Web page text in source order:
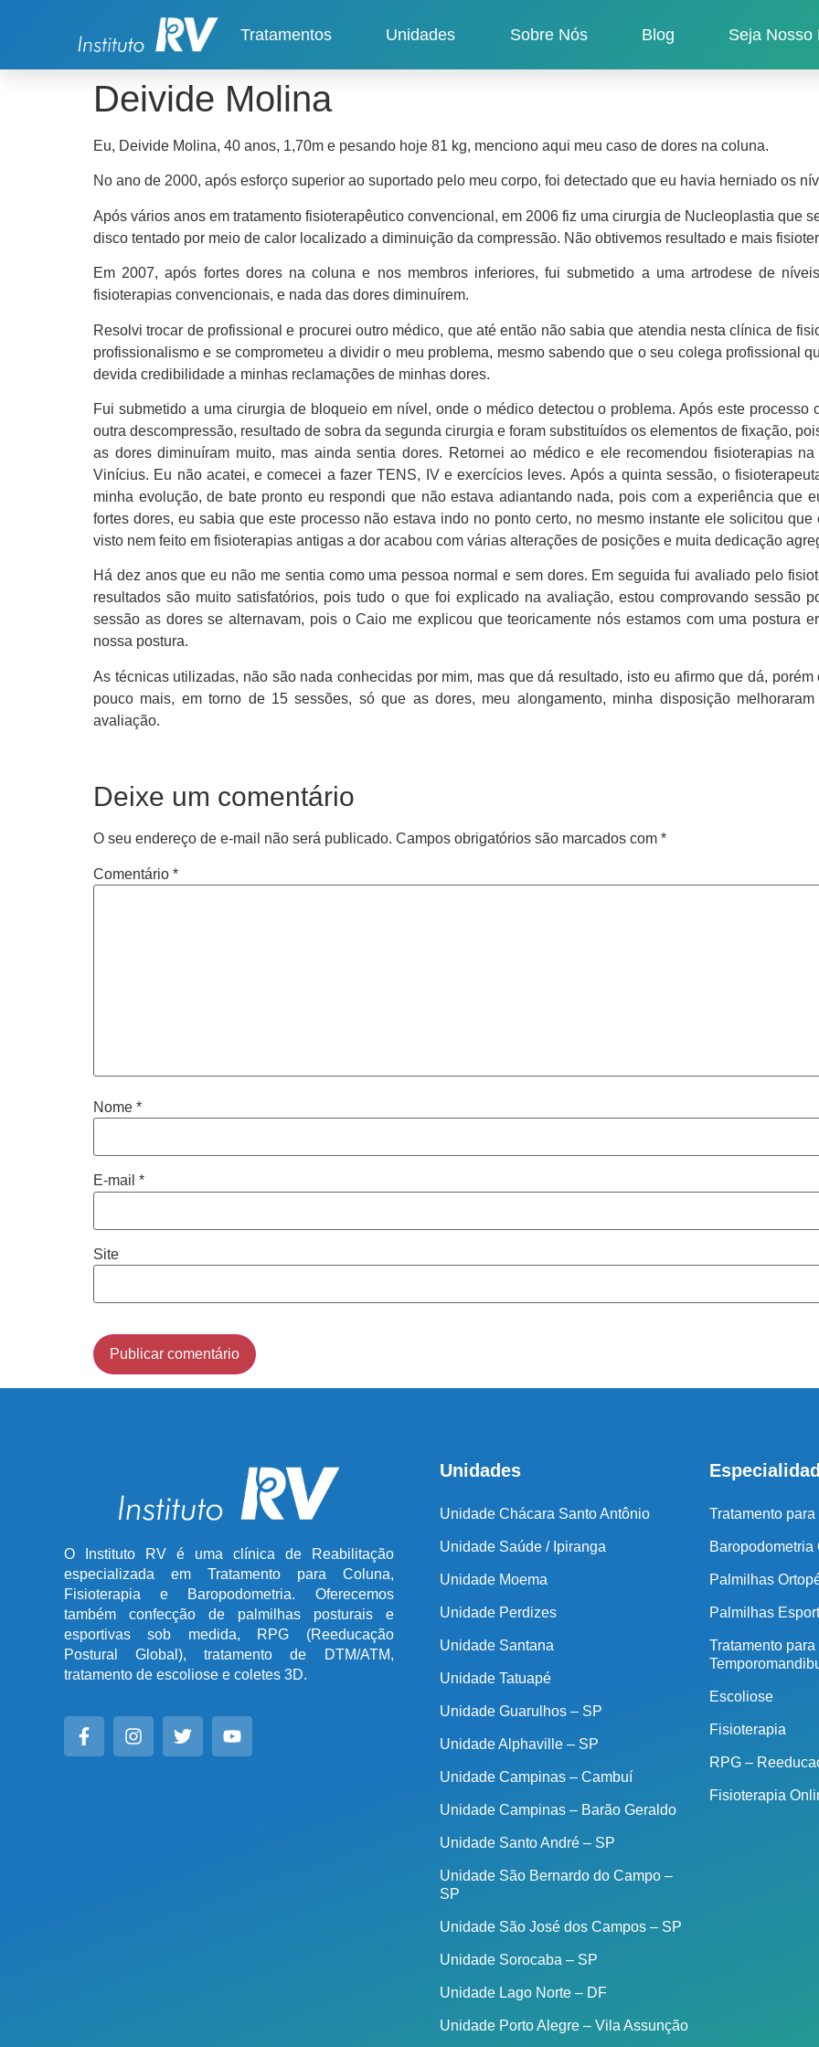
Tratamentos Unidades Sobre Nós Blog Seja Nosso
Deivide Molina
Eu, Deivide Molina, 40 anos, 1,70m e pesando hoje 81 kg, menciono aqui meu caso de dores na coluna.
No ano de 2000, após esforço superior ao suportado pelo meu corpo, foi detectado que eu havia herniado os
Após vários anos em tratamento fisioterapêutico convencional, em 2006 fiz uma cirurgia de Nucleoplastia que
disco tentado por meio de calor localizado a diminuição da compressão. Não obtivemos resultado e mais
Em 2007, após fortes dores na coluna e nos membros inferiores, fui submetido a uma artrodese de
fisioterapias convencionais, e nada das dores diminuírem.
Resolvi trocar de profissional e procurei outro médico, que até então não sabia que atendia nesta clínica de
profissionalismo e se comprometeu a dividir o meu problema, mesmo sabendo que o seu colega profissional
devida credibilidade a minhas reclamações de minhas dores.
Fui submetido a uma cirurgia de bloqueio em nível, onde o médico detectou o problema. Após este processo
outra descompressão, resultado de sobra da segunda cirurgia e foram substituídos os elementos de fixação,
as dores diminuíram muito, mas ainda sentia dores. Retornei ao médico e ele recomendou fisioterapias
Vinícius. Eu não acatei, e comecei a fazer TENS, IV e exercícios leves. Após a quinta sessão, o
minha evolução, de bate pronto eu respondi que não estava adiantando nada, pois com a experiência que
fortes dores, eu sabia que este processo não estava indo no ponto certo, no mesmo instante ele solicitou
visto nem feito em fisioterapias antigas a dor acabou com várias alterações de posições e muita dedicação
Há dez anos que eu não me sentia como uma pessoa normal e sem dores. Em seguida fui avaliado pelo
resultados são muito satisfatórios, pois tudo o que foi explicado na avaliação, estou comprovando sessão
sessão as dores se alternavam, pois o Caio me explicou que teoricamente nós estamos com uma postura
nossa postura.
As técnicas utilizadas, não são nada conhecidas por mim, mas que dá resultado, isto eu afirmo que dá,
pouco mais, em torno de 15 sessões, só que as dores, meu alongamento, minha disposição
avaliação.
Deixe um comentário
O seu endereço de e-mail não será publicado. Campos obrigatórios são marcados com *
Comentário *
Nome *
E-mail *
Site
O Instituto RV é uma clínica de Reabilitação
especializada em Tratamento para Coluna,
Fisioterapia e Baropodometria. Oferecemos
também confecção de palmilhas posturais e
esportivas sob medida, RPG (Reeducação
Postural Global), tratamento de DTM/ATM,
tratamento de escoliose e coletes 3D.
Unidades
Unidade Chácara Santo Antônio
Unidade Saúde / Ipiranga
Unidade Moema
Unidade Perdizes
Unidade Santana
Unidade Tatuapé
Unidade Guarulhos – SP
Unidade Alphaville – SP
Unidade Campinas – Cambuí
Unidade Campinas – Barão Geraldo
Unidade Santo André – SP
Unidade São Bernardo do Campo –
SP
Unidade São José dos Campos – SP
Unidade Sorocaba – SP
Unidade Lago Norte – DF
Unidade Porto Alegre – Vila Assunção
Tratamento
Baropodometria
Palmilhas
Palmilhas
Tratamento
Escoliose
Fisioterapia
RPG –
Fisioterapia
coluna e